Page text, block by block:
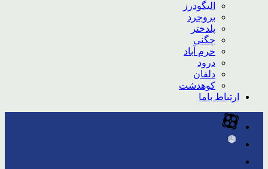
الیگودرز
بروجرد
پلدختر
چگنی
خرم آباد
درود
دلفان
کوهدشت
ارتباط باما